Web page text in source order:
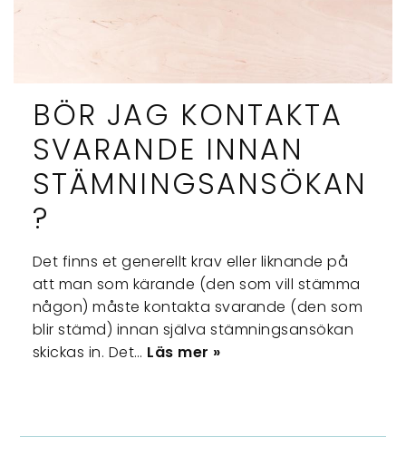
BÖR JAG KONTAKTA
SVARANDE INNAN
STÄMNINGSANSÖKAN
?
Det finns et generellt krav eller liknande på
att man som kärande (den som vill stämma
någon) måste kontakta svarande (den som
blir stämd) innan själva stämningsansökan
skickas in. Det… Läs mer »